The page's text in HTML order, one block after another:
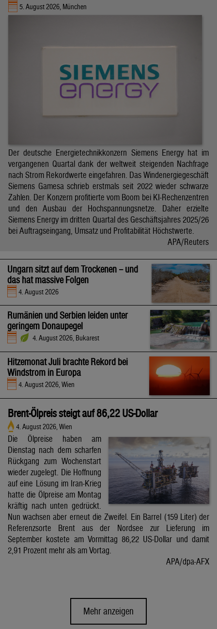
5. August 2026, München
Der deutsche Energietechnikkonzern Siemens Energy hat im
vergangenen Quartal dank der weltweit steigenden Nachfrage
nach Strom Rekordwerte eingefahren. Das Windenergiegeschäft
Siemens Gamesa schrieb erstmals seit 2022 wieder schwarze
Zahlen. Der Konzern profitierte vom Boom bei KI-Rechenzentren
und den Ausbau der Hochspannungsnetze. Daher erzielte
Siemens Energy im dritten Quartal des Geschäftsjahres 2025/26
bei Auftragseingang, Umsatz und Profitabilität Höchstwerte.
APA/Reuters
Ungarn sitzt auf dem Trockenen – und
das hat massive Folgen
4. August 2026
Rumänien und Serbien leiden unter
geringem Donaupegel
4. August 2026, Bukarest
Hitzemonat Juli brachte Rekord bei
Windstrom in Europa
4. August 2026, Wien
Brent-Ölpreis steigt auf 86,22 US-Dollar
4. August 2026, Wien
Die Ölpreise haben am
Dienstag nach dem scharfen
Rückgang zum Wochenstart
wieder zugelegt. Die Hoffnung
auf eine Lösung im Iran-Krieg
hatte die Ölpreise am Montag
kräftig nach unten gedrückt.
Nun wachsen aber erneut die Zweifel. Ein Barrel (159 Liter) der
Referenzsorte Brent aus der Nordsee zur Lieferung im
September kostete am Vormittag 86,22 US-Dollar und damit
2,91 Prozent mehr als am Vortag.
APA/dpa-AFX
Mehr anzeigen